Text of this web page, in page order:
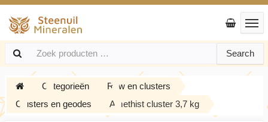
Search
Categorieën
Ruw en clusters
Clusters en geodes
Amethist cluster 3,7 kg